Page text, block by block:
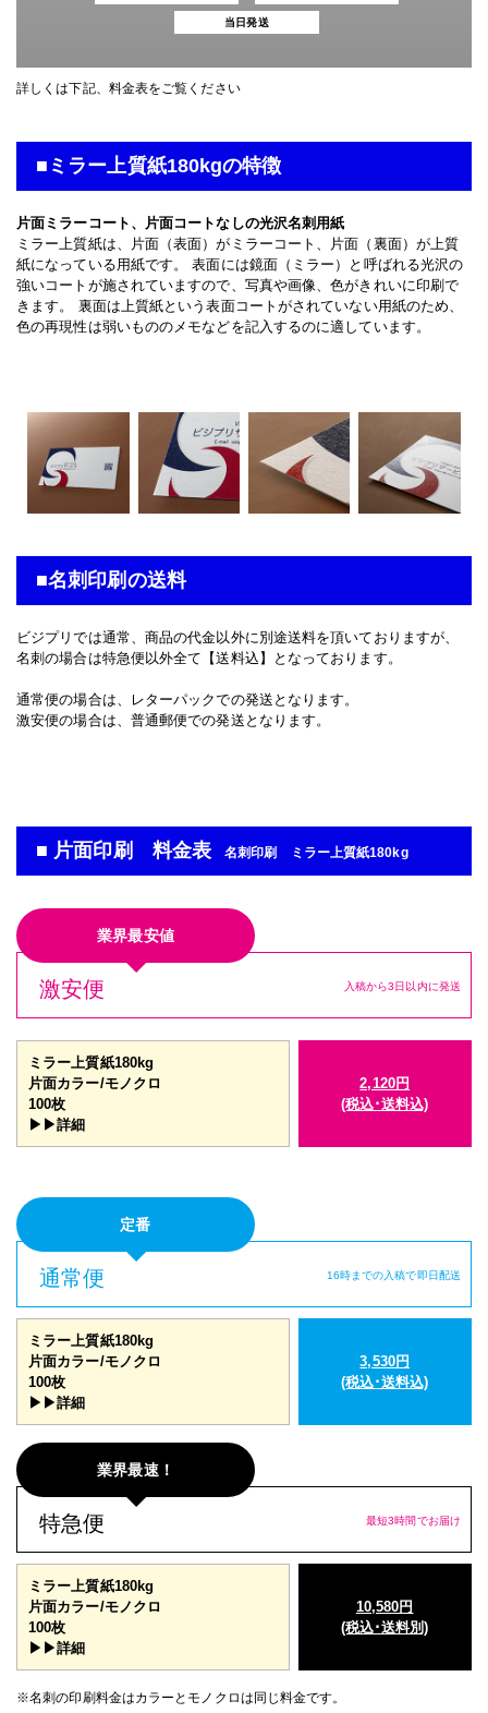
当日発送
詳しくは下記、料金表をご覧ください
■ミラー上質紙180kgの特徴
片面ミラーコート、片面コートなしの光沢名刺用紙
ミラー上質紙は、片面（表面）がミラーコート、片面（裏面）が上質
紙になっている用紙です。 表面には鏡面（ミラー）と呼ばれる光沢の
強いコートが施されていますので、写真や画像、色がきれいに印刷で
きます。 裏面は上質紙という表面コートがされていない用紙のため、
色の再現性は弱いもののメモなどを記入するのに適しています。
■名刺印刷の送料
ビジプリでは通常、商品の代金以外に別途送料を頂いておりますが、
名刺の場合は特急便以外全て【送料込】となっております。
通常便の場合は、レターパックでの発送となります。
激安便の場合は、普通郵便での発送となります。
■ 片面印刷 料金表 名刺印刷 ミラー上質紙180kg
激安便 入稿から3日以内に発送
業界最安値
ミラー上質紙180kg
片面カラー/モノクロ
100枚
▶▶詳細
2,120円
(税込･送料込)
通常便 16時までの入稿で即日配送
定番
ミラー上質紙180kg
片面カラー/モノクロ
100枚
▶▶詳細
3,530円
(税込･送料込)
特急便 最短3時間でお届け
業界最速！
ミラー上質紙180kg
片面カラー/モノクロ
100枚
▶▶詳細
10,580円
(税込･送料別)
※名刺の印刷料金はカラーとモノクロは同じ料金です。